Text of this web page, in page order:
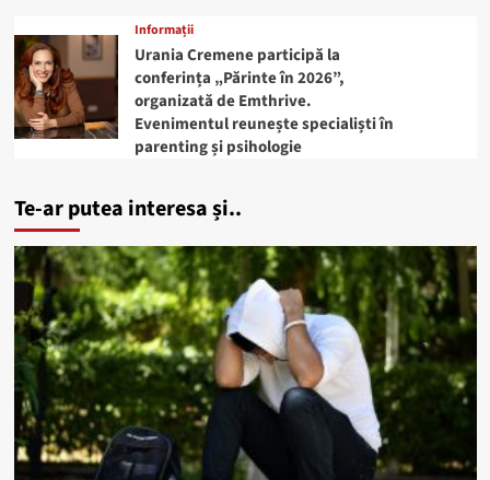
Informații
Urania Cremene participă la
conferința „Părinte în 2026”,
organizată de Emthrive.
Evenimentul reunește specialiști în
parenting și psihologie
Te-ar putea interesa și..